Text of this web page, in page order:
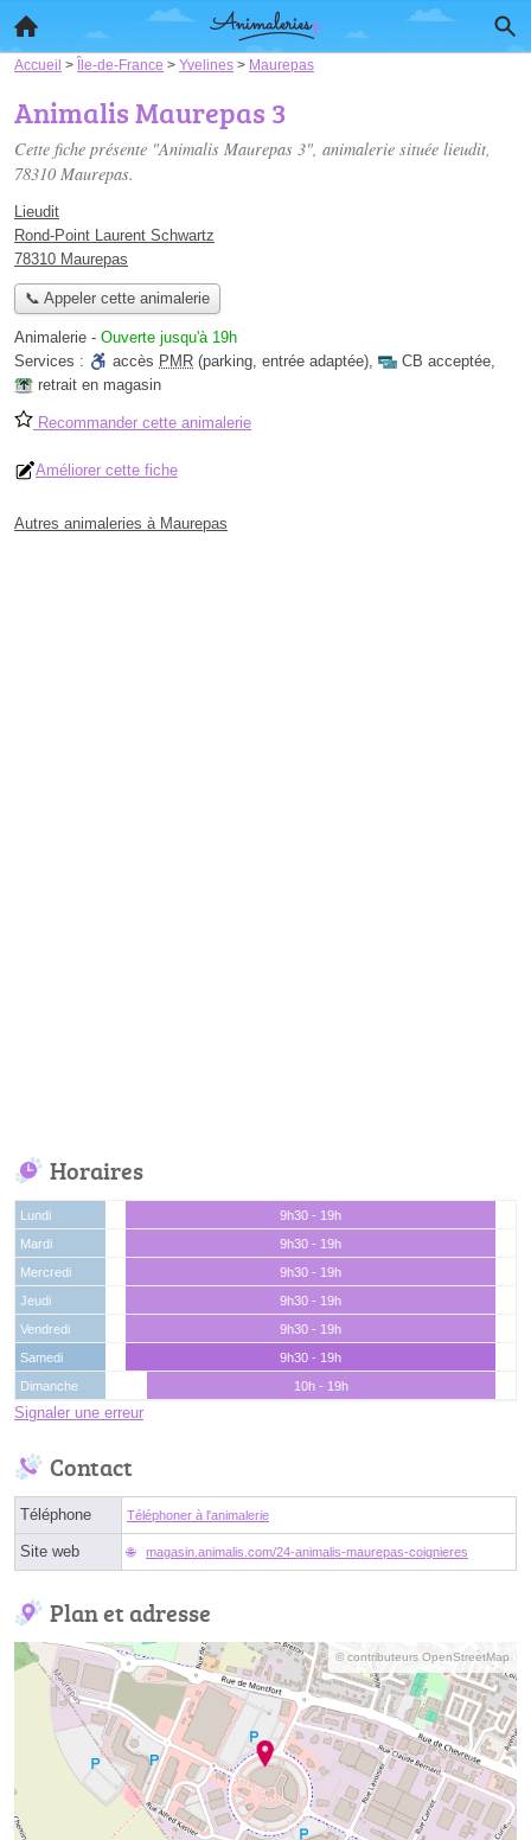
Accueil > Île-de-France > Yvelines > Maurepas
Animalis Maurepas 3
Cette fiche présente "Animalis Maurepas 3", animalerie située lieudit,
78310 Maurepas.
Lieudit
Rond-Point Laurent Schwartz
78310 Maurepas
📞 Appeler cette animalerie
Animalerie - Ouverte jusqu'à 19h
Services :
accès PMR (parking, entrée adaptée), CB acceptée,
retrait en magasin
Recommander cette animalerie
Améliorer cette fiche
Autres animaleries à Maurepas
Horaires
Lundi
9h30 - 19h
Mardi
9h30 - 19h
Mercredi
9h30 - 19h
Jeudi
9h30 - 19h
Vendredi
9h30 - 19h
Samedi
9h30 - 19h
Dimanche
10h - 19h
Signaler une erreur
Contact
Téléphone Téléphoner à l'animalerie
Site web magasin.animalis.com/24-animalis-maurepas-coignieres
Plan et adresse
© contributeurs OpenStreetMap